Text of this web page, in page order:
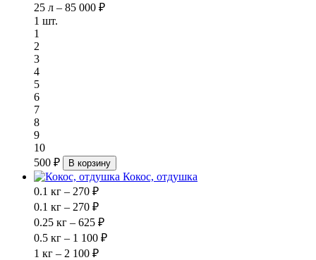
25 л – 85 000 ₽
1 шт.
1
2
3
4
5
6
7
8
9
10
500 ₽
В корзину
Кокос, отдушка
0.1 кг – 270 ₽
0.1 кг – 270 ₽
0.25 кг – 625 ₽
0.5 кг – 1 100 ₽
1 кг – 2 100 ₽